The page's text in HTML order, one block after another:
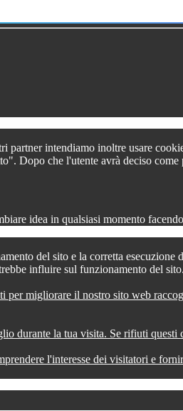
intendiamo inoltre usare
Dopo che l'utente avrà deciso
idea in qualsiasi momento
del sito e la corretta
influire sul funzionamento del sito.
per migliorare il nostro sito web
durante la tua visita. Se rifiuti
l'interesse dei visitatori e